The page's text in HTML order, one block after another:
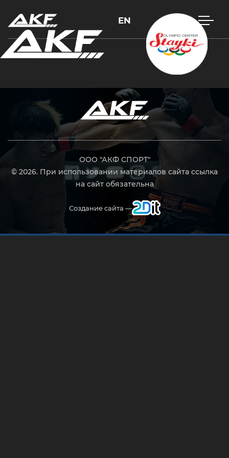
EN
ООО "АКФ СПОРТ"
© 2026. При использовании материалов сайта ссылка
на сайт обязательна
Создание сайта —
Нажмите Enter для поиска или Esc, чтобы закрыть